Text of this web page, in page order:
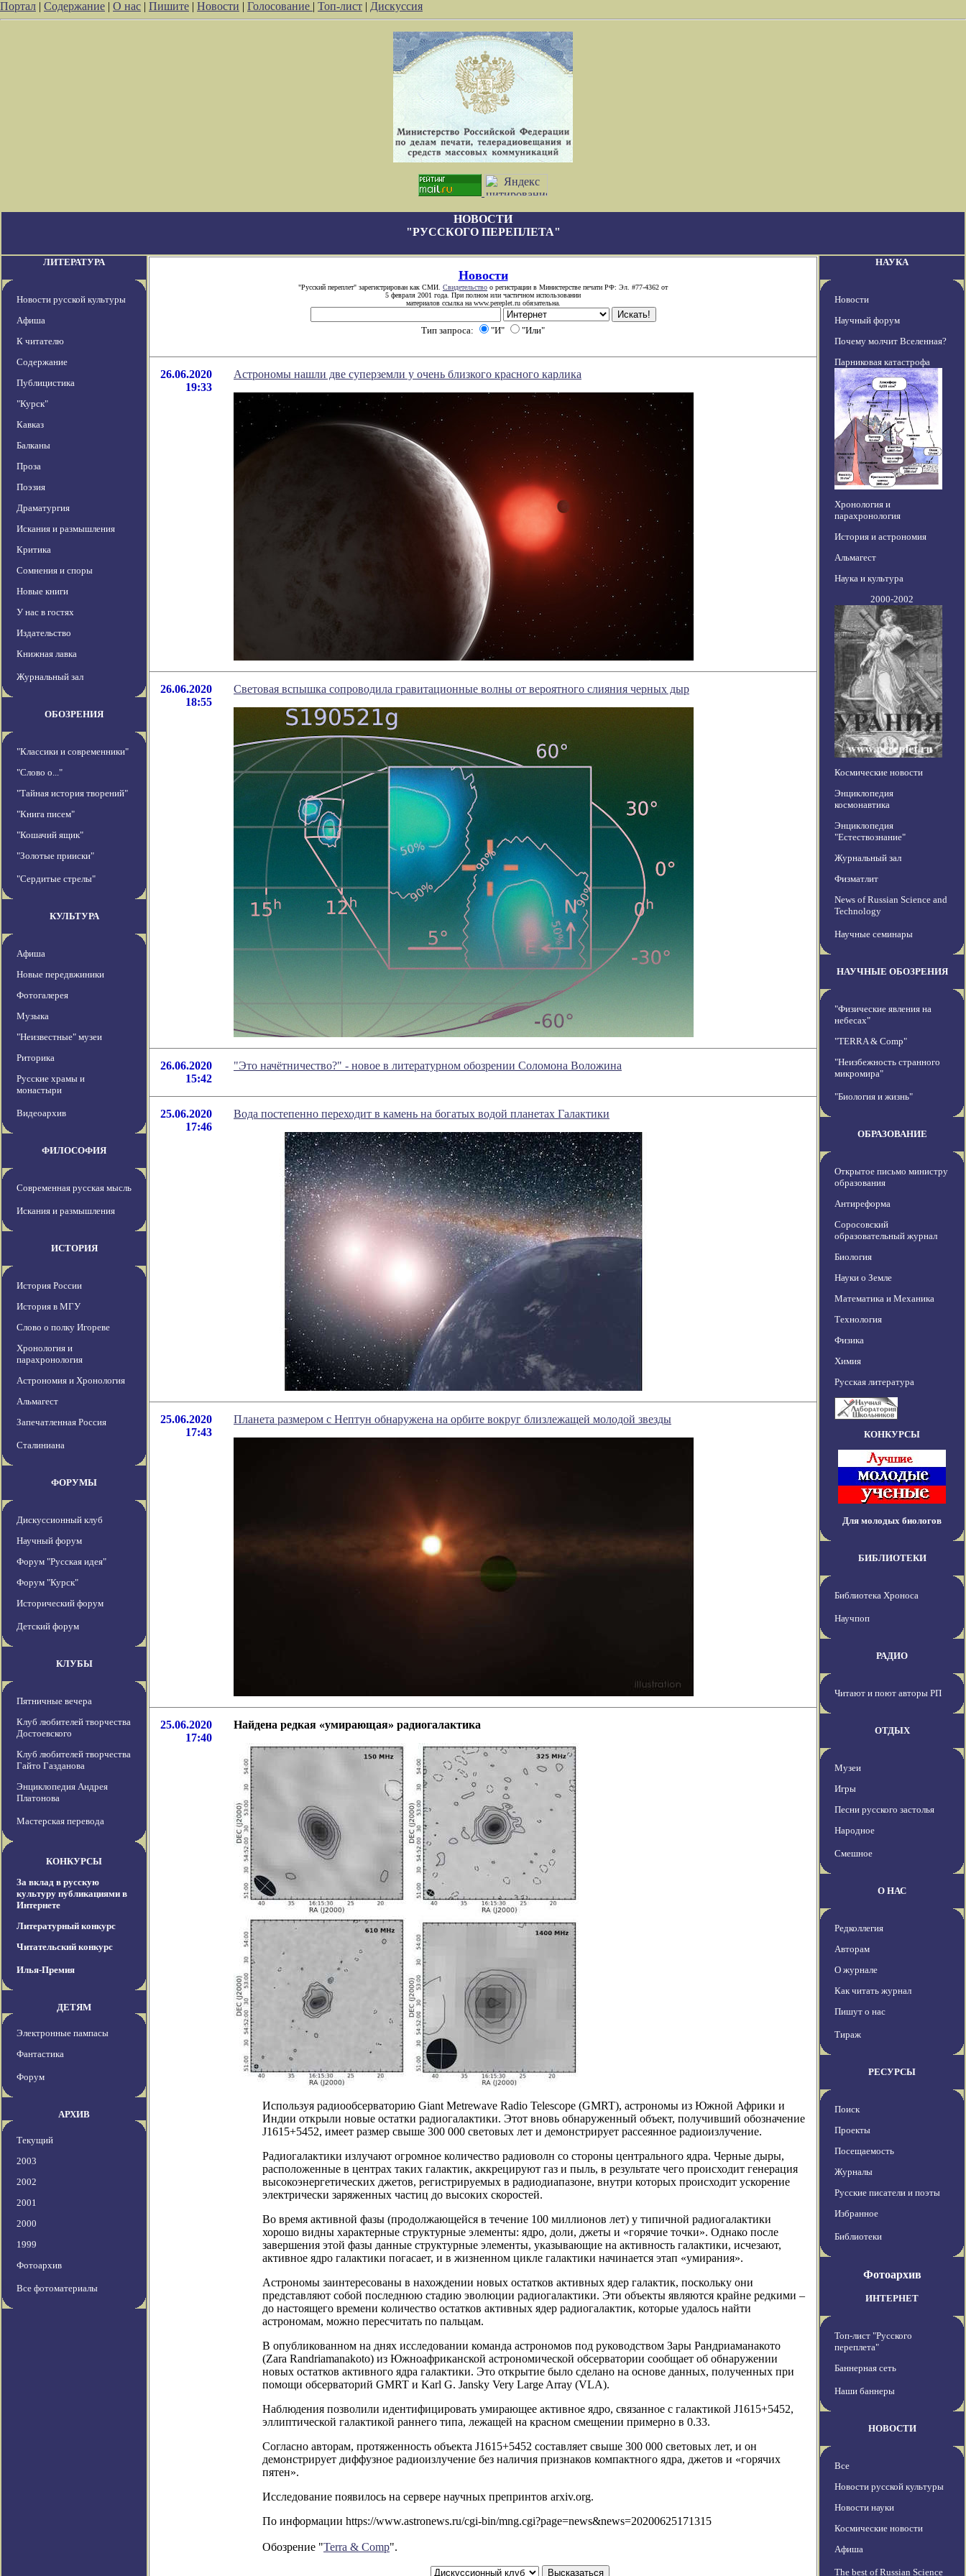
Портал | Содержание | О нас | Пишите | Новости | Голосование | Топ-лист | Дискуссия
НОВОСТИ
"РУССКОГО ПЕРЕПЛЕТА"
ЛИТЕРАТУРА
Новости русской культуры
Афиша
К читателю
Содержание
Публицистика
"Курск"
Кавказ
Балканы
Проза
Поэзия
Драматургия
Искания и размышления
Критика
Сомнения и споры
Новые книги
У нас в гостях
Издательство
Книжная лавка
Журнальный зал
ОБОЗРЕНИЯ
"Классики и современники"
"Слово о..."
"Тайная история творений"
"Книга писем"
"Кошачий ящик"
"Золотые прииски"
"Сердитые стрелы"
КУЛЬТУРА
Афиша
Новые передвжиники
Фотогалерея
Музыка
"Неизвестные" музеи
Риторика
Русские храмы и
монастыри
Видеоархив
ФИЛОСОФИЯ
Современная русская мысль
Искания и размышления
ИСТОРИЯ
История России
История в МГУ
Слово о полку Игореве
Хронология и
парахронология
Астрономия и Хронология
Альмагест
Запечатленная Россия
Сталиниана
ФОРУМЫ
Дискуссионный клуб
Научный форум
Форум "Русская идея"
Форум "Курск"
Исторический форум
Детский форум
КЛУБЫ
Пятничные вечера
Клуб любителей творчества
Достоевского
Клуб любителей творчества
Гайто Газданова
Энциклопедия Андрея
Платонова
Мастерская перевода
КОНКУРСЫ
За вклад в русскую
культуру публикациями в
Интернете
Литературный конкурс
Читательский конкурс
Илья-Премия
ДЕТЯМ
Электронные пампасы
Фантастика
Форум
АРХИВ
Текущий
2003
2002
2001
2000
1999
Фотоархив
Все фотоматериалы
Новости
"Русский переплет" зарегистрирован как СМИ. Свидетельство о регистрации в Министерстве печати РФ: Эл. #77-4362 от
5 февраля 2001 года. При полном или частичном использовании
материалов ссылка на www.pereplet.ru обязательна.
Тип запроса: "И" "Или"
26.06.2020
19:33
Астрономы нашли две суперземли у очень близкого красного карлика
26.06.2020
18:55
Световая вспышка сопроводила гравитационные волны от вероятного слияния черных дыр
26.06.2020
15:42
"Это начётничество?" - новое в литературном обозрении Соломона Воложина
25.06.2020
17:46
Вода постепенно переходит в камень на богатых водой планетах Галактики
25.06.2020
17:43
Планета размером с Нептун обнаружена на орбите вокруг близлежащей молодой звезды
25.06.2020
17:40
Найдена редкая «умирающая» радиогалактика
Используя радиообсерваторию Giant Metrewave Radio Telescope (GMRT), астрономы из Южной Африки и
Индии открыли новые остатки радиогалактики. Этот вновь обнаруженный объект, получивший обозначение
J1615+5452, имеет размер свыше 300 000 световых лет и демонстрирует рассеянное радиоизлучение.
Радиогалактики излучают огромное количество радиоволн со стороны центрального ядра. Черные дыры,
расположенные в центрах таких галактик, аккрецируют газ и пыль, в результате чего происходит генерация
высокоэнергетических джетов, регистрируемых в радиодиапазоне, внутри которых происходит ускорение
электрически заряженных частиц до высоких скоростей.
Во время активной фазы (продолжающейся в течение 100 миллионов лет) у типичной радиогалактики
хорошо видны характерные структурные элементы: ядро, доли, джеты и «горячие точки». Однако после
завершения этой фазы данные структурные элементы, указывающие на активность галактики, исчезают,
активное ядро галактики погасает, и в жизненном цикле галактики начинается этап «умирания».
Астрономы заинтересованы в нахождении новых остатков активных ядер галактик, поскольку они
представляют собой последнюю стадию эволюции радиогалактики. Эти объекты являются крайне редкими –
до настоящего времени количество остатков активных ядер радиогалактик, которые удалось найти
астрономам, можно пересчитать по пальцам.
В опубликованном на днях исследовании команда астрономов под руководством Зары Рандриаманакото
(Zara Randriamanakoto) из Южноафриканской астрономической обсерватории сообщает об обнаружении
новых остатков активного ядра галактики. Это открытие было сделано на основе данных, полученных при
помощи обсерваторий GMRT и Karl G. Jansky Very Large Array (VLA).
Наблюдения позволили идентифицировать умирающее активное ядро, связанное с галактикой J1615+5452,
эллиптической галактикой раннего типа, лежащей на красном смещении примерно в 0.33.
Согласно авторам, протяженность объекта J1615+5452 составляет свыше 300 000 световых лет, и он
демонстрирует диффузное радиоизлучение без наличия признаков компактного ядра, джетов и «горячих
пятен».
Исследование появилось на сервере научных препринтов arxiv.org.
По информации https://www.astronews.ru/cgi-bin/mng.cgi?page=news&news=20200625171315
Обозрение "Terra & Comp".
НАУКА
Новости
Научный форум
Почему молчит Вселенная?
Парниковая катастрофа
Хронология и
парахронология
История и астрономия
Альмагест
Наука и культура
2000-2002
Космические новости
Энциклопедия
космонавтика
Энциклопедия
"Естествознание"
Журнальный зал
Физматлит
News of Russian Science and
Technology
Научные семинары
НАУЧНЫЕ ОБОЗРЕНИЯ
"Физические явления на
небесах"
"TERRA & Comp"
"Неизбежность странного
микромира"
"Биология и жизнь"
ОБРАЗОВАНИЕ
Открытое письмо министру
образования
Антиреформа
Соросовский
образовательный журнал
Биология
Науки о Земле
Математика и Механика
Технология
Физика
Химия
Русская литература
КОНКУРСЫ
Для молодых биологов
БИБЛИОТЕКИ
Библиотека Хроноса
Научпоп
РАДИО
Читают и поют авторы РП
ОТДЫХ
Музеи
Игры
Песни русского застолья
Народное
Смешное
О НАС
Редколлегия
Авторам
О журнале
Как читать журнал
Пишут о нас
Тираж
РЕСУРСЫ
Поиск
Проекты
Посещаемость
Журналы
Русские писатели и поэты
Избранное
Библиотеки
Фотоархив
ИНТЕРНЕТ
Топ-лист "Русского
переплета"
Баннерная сеть
Наши баннеры
НОВОСТИ
Все
Новости русской культуры
Новости науки
Космические новости
Афиша
The best of Russian Science